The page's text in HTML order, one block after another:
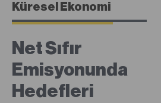
Küresel Ekonomi
Net Sıfır
Emisyonunda
Hedefleri